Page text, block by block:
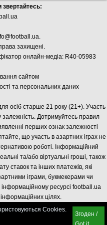
.
захищені.
онлайн-медіа: R40-05983
сайтом
та персональних даних
осіб старше 21 року (21+). Участь
залежність. Дотримуйтесь правил
перших ознак залежності
що участь в азартних іграх не
роботі. Інформаційний
та/або віртуальні гроші, також
ставок та інших платежів, які
іграми, букмекерами чи
ресурсі football.ua
цілях.
Cookies.
Згоден /